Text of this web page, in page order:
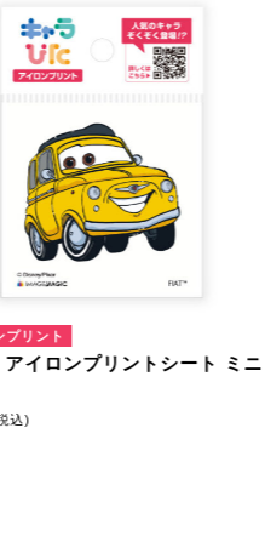
ミニ
カーズ アイロンプリ